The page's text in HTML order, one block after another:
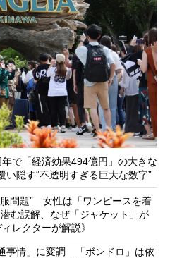
で「経済効果494億円」の大きな
隠す“不透明すぎる巨大な数字”
問題” 女性は「ワンピースを着
む誤解、なぜ「ジャケット」が
レクターが解説》
事情」に変調 「ボンドロ」は依